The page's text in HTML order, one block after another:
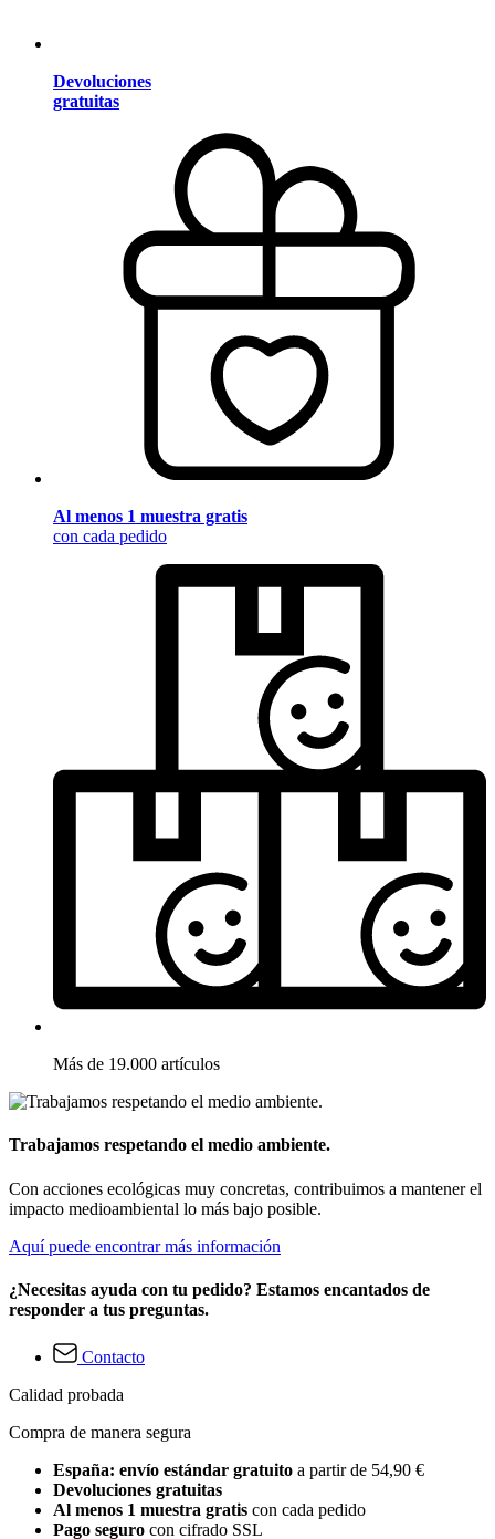
Devoluciones
gratuitas
Al menos 1 muestra gratis
con cada pedido
Más de 19.000 artículos
Trabajamos respetando el medio ambiente.
Con acciones ecológicas muy concretas, contribuimos a mantener el
impacto medioambiental lo más bajo posible.
Aquí puede encontrar más información
¿Necesitas ayuda con tu pedido? Estamos encantados de
responder a tus preguntas.
Contacto
Calidad probada
Compra de manera segura
España: envío estándar gratuito a partir de 54,90 €
Devoluciones gratuitas
Al menos 1 muestra gratis con cada pedido
Pago seguro con cifrado SSL